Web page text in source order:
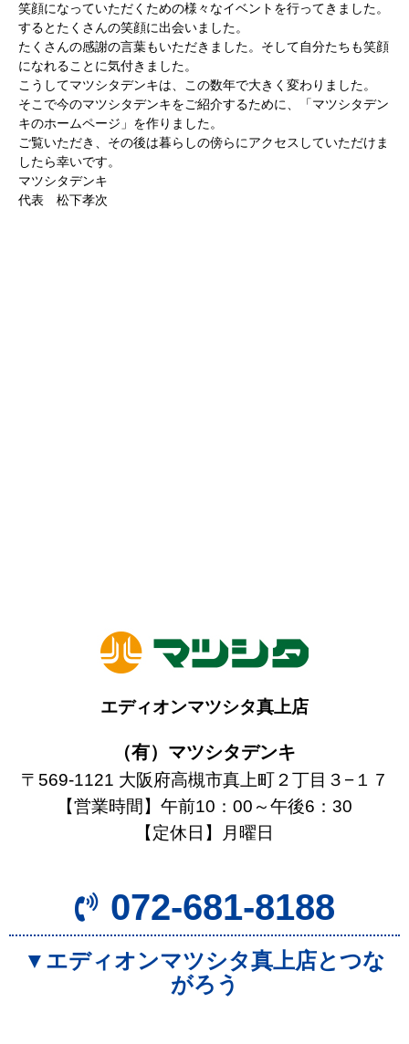
笑顔になっていただくための様々なイベントを行ってきました。
するとたくさんの笑顔に出会いました。
たくさんの感謝の言葉もいただきました。そして自分たちも笑顔
になれることに気付きました。
こうしてマツシタデンキは、この数年で大きく変わりました。
そこで今のマツシタデンキをご紹介するために、「マツシタデン
キのホームページ」を作りました。
ご覧いただき、その後は暮らしの傍らにアクセスしていただけま
したら幸いです。
マツシタデンキ
代表 松下孝次
エディオンマツシタ真上店
（有）マツシタデンキ
〒569-1121 大阪府高槻市真上町２丁目３−１７
【営業時間】午前10：00～午後6：30
【定休日】月曜日
072-681-8188
▼エディオンマツシタ真上店とつな
がろう